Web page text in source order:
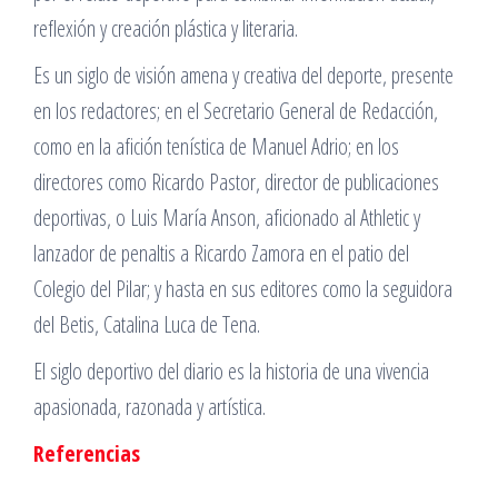
reflexión y creación plástica y literaria.
Es un siglo de visión amena y creativa del deporte, presente
en los redactores; en el Secretario General de Redacción,
como en la afición tenística de Manuel Adrio; en los
directores como Ricardo Pastor, director de publicaciones
deportivas, o Luis María Anson, aficionado al Athletic y
lanzador de penaltis a Ricardo Zamora en el patio del
Colegio del Pilar; y hasta en sus editores como la seguidora
del Betis, Catalina Luca de Tena.
El siglo deportivo del diario es la historia de una vivencia
apasionada, razonada y artística.
Referencias